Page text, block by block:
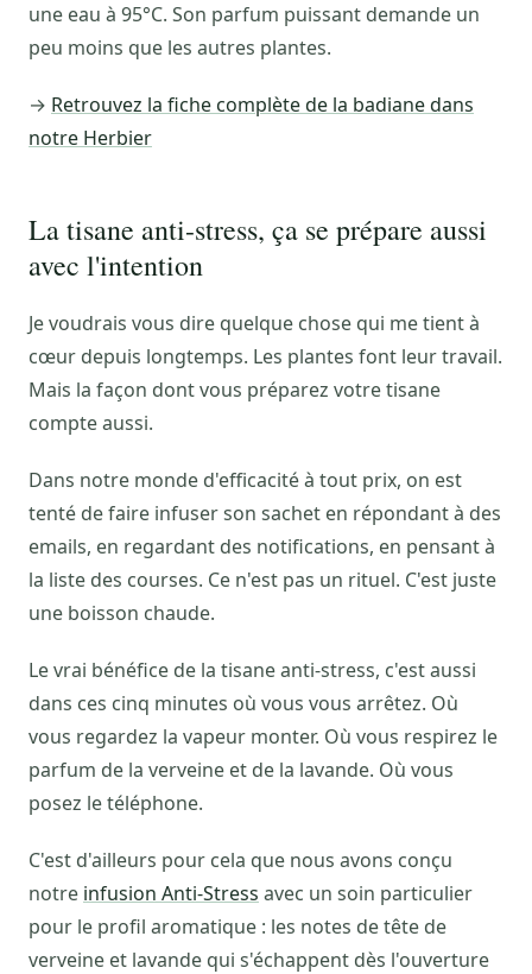
une eau à 95°C. Son parfum puissant demande un
peu moins que les autres plantes.
→ Retrouvez la fiche complète de la badiane dans
notre Herbier
La tisane anti-stress, ça se prépare aussi
avec l'intention
Je voudrais vous dire quelque chose qui me tient à
cœur depuis longtemps. Les plantes font leur travail.
Mais la façon dont vous préparez votre tisane
compte aussi.
Dans notre monde d'efficacité à tout prix, on est
tenté de faire infuser son sachet en répondant à des
emails, en regardant des notifications, en pensant à
la liste des courses. Ce n'est pas un rituel. C'est juste
une boisson chaude.
Le vrai bénéfice de la tisane anti-stress, c'est aussi
dans ces cinq minutes où vous vous arrêtez. Où
vous regardez la vapeur monter. Où vous respirez le
parfum de la verveine et de la lavande. Où vous
posez le téléphone.
C'est d'ailleurs pour cela que nous avons conçu
notre infusion Anti-Stress avec un soin particulier
pour le profil aromatique : les notes de tête de
verveine et lavande qui s'échappent dès l'ouverture